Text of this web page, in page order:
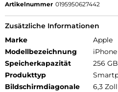
Artikelnummer 0195950627442
Zusätzliche Informationen
Marke
Apple
Modellbezeichnung
iPhone
Speicherkapazität
256 GB
Produkttyp
Bildschirmdiagonale
6,3 Zoll